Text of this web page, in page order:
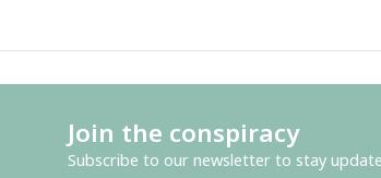
Join the conspiracy
Subscribe to our newsletter to stay